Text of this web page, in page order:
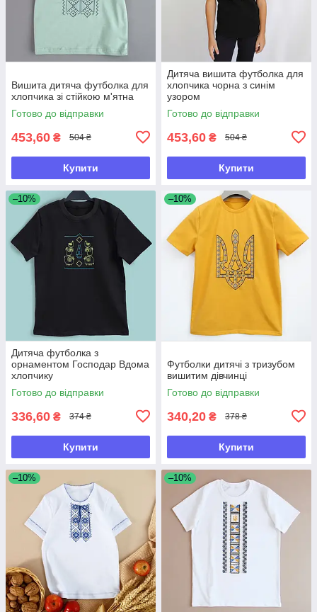
Вишита дитяча футболка для
хлопчика зі стійкою м'ятна
Готово до відправки
453,60 ₴ 504 ₴
Купити
Дитяча вишита футболка для
хлопчика чорна з синім
узором
Готово до відправки
453,60 ₴ 504 ₴
Купити
–10%
Дитяча футболка з
орнаментом Господар Вдома
хлопчику
Готово до відправки
336,60 ₴ 374 ₴
Купити
–10%
Футболки дитячі з тризубом
вишитим дівчинці
Готово до відправки
340,20 ₴ 378 ₴
Купити
–10% –10%